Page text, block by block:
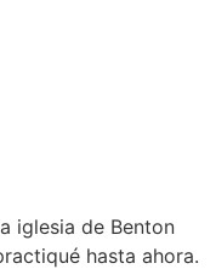
iglesia de Benton
hasta ahora.